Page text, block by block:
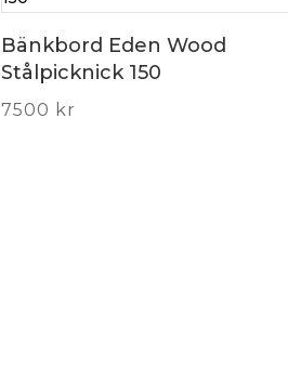
Bänkbord Eden Wood
Stålpicknick 150
7500 kr